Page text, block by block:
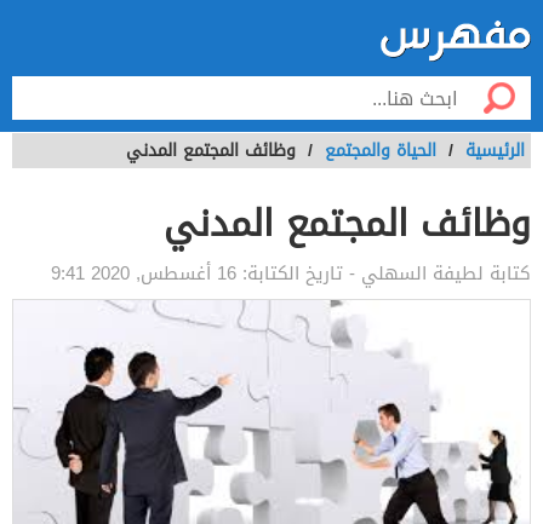
الرئيسية / الحياة والمجتمع / وظائف المجتمع المدني
وظائف المجتمع المدني
كتابة لطيفة السهلي - تاريخ الكتابة: 16 أغسطس, 2020 9:41